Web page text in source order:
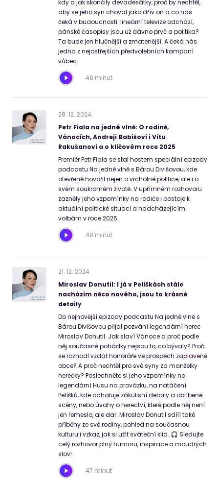
kdy a jak skončily devadesátky, proč by nechtěl,
aby se jeho syn choval jako dřív on a co nás
čeká v budoucnosti: lineární televize odchází,
pánské časopisy jsou už dávno pryč a politika?
Ta bude jen hlučnější a zmatenější. A čeká nás
jedna z nejostřejších předvolebních kampaní
vůbec.
46 minut
28. 12. 2024
Petr Fiala na jedné vlně: O rodině,
Vánocích, Andreji Babišovi i Vítu
Rakušanovi a o klíčovém roce 2025
Premiér Petr Fiala se stal hostem speciální epizody
podcastu Na jedné vlně s Bárou Divišovou, kde
otevřeně hovořil nejen o vrcholné politice, ale i o
svém soukromém životě. V upřímném rozhovoru
zazněly jeho vzpomínky na rodiče i postoje k
aktuální politické situaci a nadcházejícím
volbám v roce 2025.
48 minut
21. 12. 2024
Miroslav Donutil: I já v Pelíškách stále
nacházím něco nového, jsou to krásné
detaily
Do nejnovější epizody podcastu Na jedné vlně s
Bárou Divišovou přijal pozvání legendární herec
Miroslav Donutil. Jak slaví Vánoce a proč podle
něj současné pohádky nejsou to, co bývaly? Proč
se rozhodl vzdát honoráře ve prospěch zaplavené
obce? A proč nechtěl pro své syny za manželky
herečky? Poslechněte si jeho vzpomínky na
legendární Husu na provázku, na natáčení
Pelíšků, kde odhaluje zákulisní detaily a oblíbené
scény, nebo úvahy o herectví, které podle něj není
jen řemeslo, ale dar. Miroslav Donutil sdílí také
příběhy ze své rodiny, pohled na současnou
kulturu i vzkaz, jak si užít sváteční klid. 🎧 Sledujte
celý rozhovor plný humoru, inspirace a moudrých
slov!
47 minut